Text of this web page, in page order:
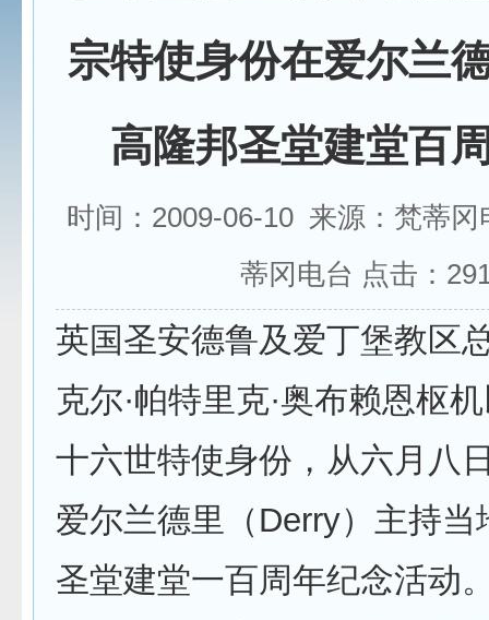
宗特使身份在爱尔兰
高隆邦圣堂建堂百
时间：2009-06-10 来源：梵蒂
蒂冈电台 点击：
英国圣安德鲁及爱丁堡教区
克尔·帕特里克·奥布赖恩枢
十六世特使身份，从六月八
爱尔兰德里（Derry）主持当
圣堂建堂一百周年纪念活动